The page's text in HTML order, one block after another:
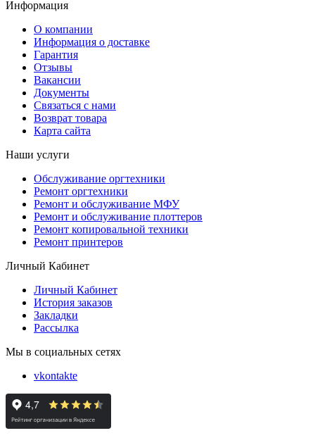
Информация
О компании
Информация о доставке
Гарантия
Отзывы
Вакансии
Документы
Связаться с нами
Возврат товара
Карта сайта
Наши услуги
Обслуживание оргтехники
Ремонт оргтехники
Ремонт и обслуживание МФУ
Ремонт и обслуживание плоттеров
Ремонт копировальной техники
Ремонт принтеров
Личный Кабинет
Личный Кабинет
История заказов
Закладки
Рассылка
Мы в социальных сетях
vkontakte